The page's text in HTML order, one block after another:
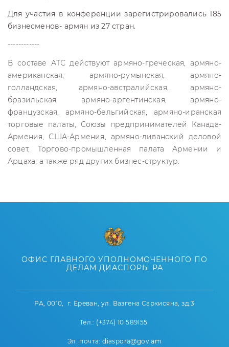
Для участия в конференции зарегистрировались 185
бизнесменов- армян из 27 стран.
------------
В составе АТС действуют армяно-греческая, армяно-
американская, армяно-румынская, армяно-
голландская, армяно-австралийская, армяно-
бразильская, армяно-аргентинская, армяно-
французская, армяно-бельгийская, армяно-иранская
торговые палаты, Союзы предпринимателей Канада-
Армения, США-Армения, армяно-ливанский деловой
совет, Торгово-промышленная палата Армении и
Арцаха, а также ряд других бизнес-структур.
ОФИС ГЛАВНОГО УПОЛНОМОЧЕННОГО ПО
ДЕЛАМ ДИАСПОРЫ РА
РА, 0010, г. Ереван, ул. Вазгена Саркисяна, зд.3
Тел.: (+374) 10 589155
Эл. почта: diaspora@gov.am